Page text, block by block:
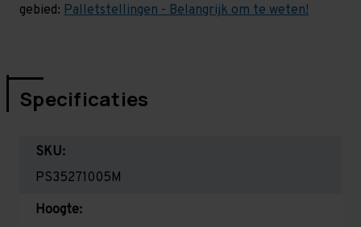
gebied: Palletstellingen - Belangrijk om te weten!
Specificaties
SKU:
PS35271005M
Hoogte: